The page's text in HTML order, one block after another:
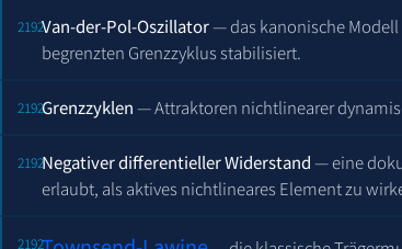
Van-der-Pol-Oszillator— das kanonische
begrenzten Grenzzyklus stabilisiert.
Grenzzyklen— Attraktoren nichtlinearer
Negativer differentieller Widerstand— eine
erlaubt, als aktives nichtlineares Element zu